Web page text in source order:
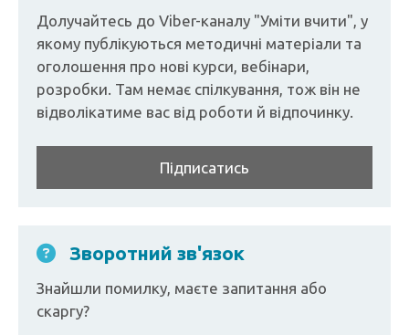
Долучайтесь до Viber-каналу "Уміти вчити", у
якому публікуються методичні матеріали та
оголошення про нові курси, вебінари,
розробки. Там немає спілкування, тож він не
відволікатиме вас від роботи й відпочинку.
Підписатись
Зворотний зв'язок
Знайшли помилку, маєте запитання або
скаргу?